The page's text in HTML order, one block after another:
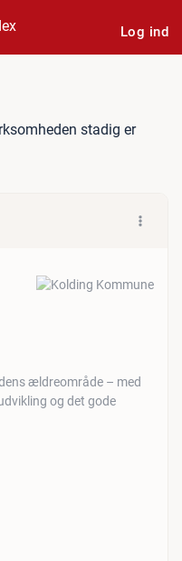
Log ind
stadig er
ældreområde – med
og det gode